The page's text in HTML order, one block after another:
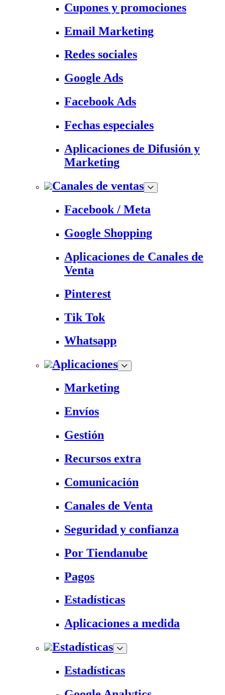
Cupones y promociones
Email Marketing
Redes sociales
Google Ads
Facebook Ads
Fechas especiales
Aplicaciones de Difusión y
Marketing
Canales de ventas
Facebook / Meta
Google Shopping
Aplicaciones de Canales de
Venta
Pinterest
Tik Tok
Whatsapp
Aplicaciones
Marketing
Envíos
Gestión
Recursos extra
Comunicación
Canales de Venta
Seguridad y confianza
Por Tiendanube
Pagos
Estadísticas
Aplicaciones a medida
Estadísticas
Estadísticas